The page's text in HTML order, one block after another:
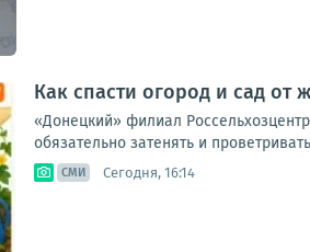
Как спасти огород и сад от
«Донецкий» филиал
обязательно затенять и
СМИ Сегодня, 16:14